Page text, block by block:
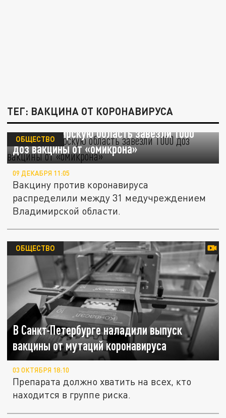
ТЕГ: ВАКЦИНА ОТ КОРОНАВИРУСА
Во Владимирскую область завезли 1000
доз вакцины от «омикрона»
ОБЩЕСТВО
09 ДЕКАБРЯ 11:05
Вакцину против коронавируса
распределили между 31 медучреждением
Владимирской области.
В Санкт-Петербурге наладили выпуск
вакцины от мутаций коронавируса
ОБЩЕСТВО
03 ОКТЯБРЯ 18:10
Препарата должно хватить на всех, кто
находится в группе риска.